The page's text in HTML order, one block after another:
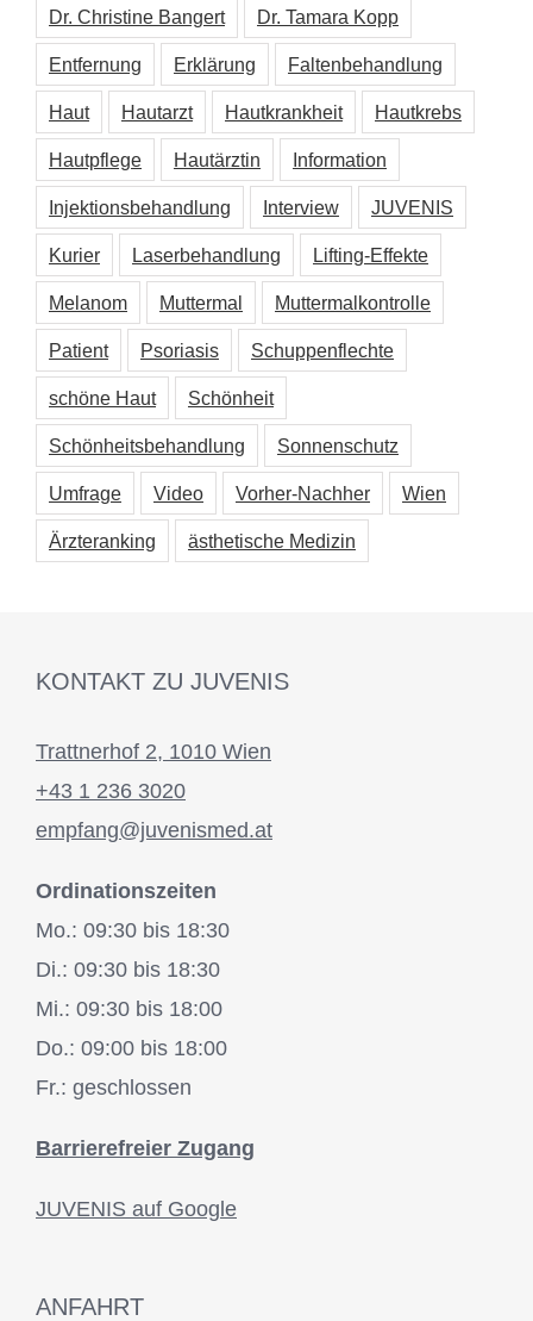
Dr. Christine Bangert Dr. Tamara Kopp
Entfernung Erklärung Faltenbehandlung
Haut Hautarzt Hautkrankheit Hautkrebs
Hautpflege Hautärztin Information
Injektionsbehandlung Interview JUVENIS
Kurier Laserbehandlung Lifting-Effekte
Melanom Muttermal Muttermalkontrolle
Patient Psoriasis Schuppenflechte
schöne Haut Schönheit
Schönheitsbehandlung Sonnenschutz
Umfrage Video Vorher-Nachher Wien
Ärzteranking ästhetische Medizin
KONTAKT ZU JUVENIS
Trattnerhof 2, 1010 Wien
+43 1 236 3020
empfang@juvenismed.at
Ordinationszeiten
Mo.: 09:30 bis 18:30
Di.: 09:30 bis 18:30
Mi.: 09:30 bis 18:00
Do.: 09:00 bis 18:00
Fr.: geschlossen
Barrierefreier Zugang
JUVENIS auf Google
ANFAHRT